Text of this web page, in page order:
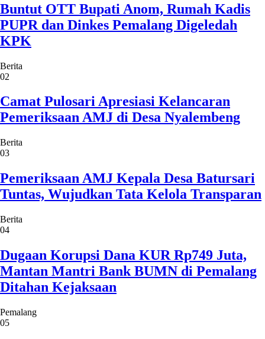
Buntut OTT Bupati Anom, Rumah Kadis
PUPR dan Dinkes Pemalang Digeledah
KPK
Berita
02
Camat Pulosari Apresiasi Kelancaran
Pemeriksaan AMJ di Desa Nyalembeng
Berita
03
Pemeriksaan AMJ Kepala Desa Batursari
Tuntas, Wujudkan Tata Kelola Transparan
Berita
04
Dugaan Korupsi Dana KUR Rp749 Juta,
Mantan Mantri Bank BUMN di Pemalang
Ditahan Kejaksaan
Pemalang
05